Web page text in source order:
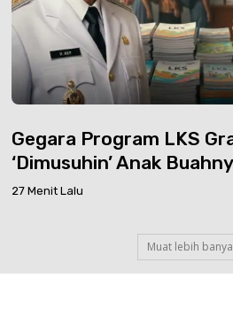
Gegara Program LKS
‘Dimusuhin’ Anak
27 Menit Lalu
Muat lebih